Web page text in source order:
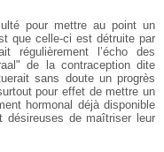
pour mettre au point un
que celle-ci est détruite par
l’écho des
de la contraception dite
sans doute un progrès
pour effet de mettre un
hormonal déjà disponible
désireuses de maîtriser leur